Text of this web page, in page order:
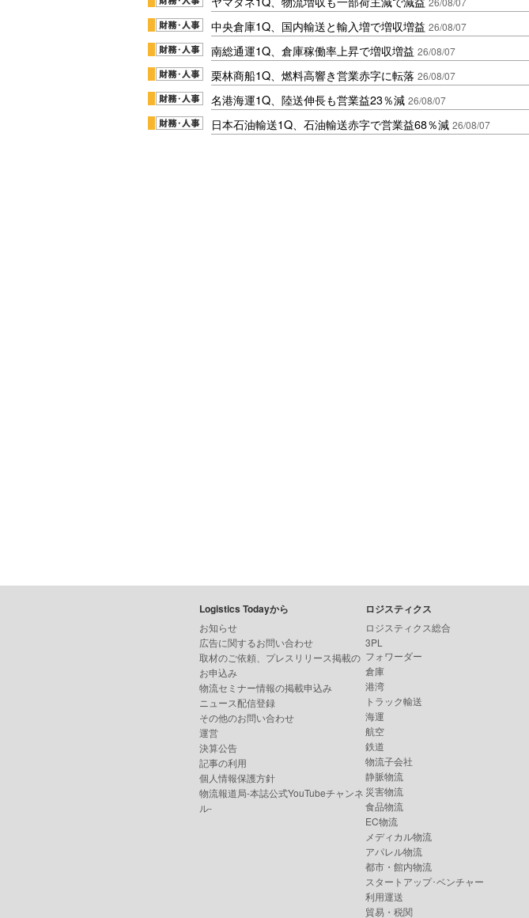
中央倉庫1Q、国内輸送と輸入増で増収増益 26/08/07
南総通運1Q、倉庫稼働率上昇で増収増益 26/08/07
栗林商船1Q、燃料高響き営業赤字に転落 26/08/07
名港海運1Q、陸送伸長も営業益23％減 26/08/07
日本石油輸送1Q、石油輸送赤字で営業益68％減 26/08/07
Logistics Todayから
お知らせ
広告に関するお問い合わせ
取材のご依頼、プレスリリース掲載の
お申込み
物流セミナー情報の掲載申込み
ニュース配信登録
その他のお問い合わせ
運営
決算公告
記事の利用
個人情報保護方針
物流報道局-本誌公式YouTubeチャンネ
ル-
ロジスティクス
ロジスティクス総合
3PL
フォワーダー
倉庫
港湾
トラック輸送
海運
航空
鉄道
物流子会社
静脈物流
災害物流
食品物流
EC物流
メディカル物流
アパレル物流
都市・館内物流
スタートアップ･ベンチャー
利用運送
貿易・税関